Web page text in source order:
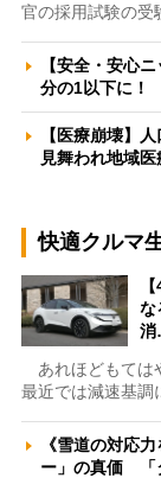
官の採用試験の受
【安全・安心
分の1以下に
【医療崩壊】
見舞われ地域
快適クルマ
な
あれほどもては
最近では減速基調
《雪道の対応
ー」の真価 「